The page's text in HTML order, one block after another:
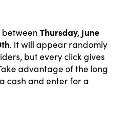
between Thursday, June
. It will appear randomly
but every click gives
advantage of the long
cash and enter for a